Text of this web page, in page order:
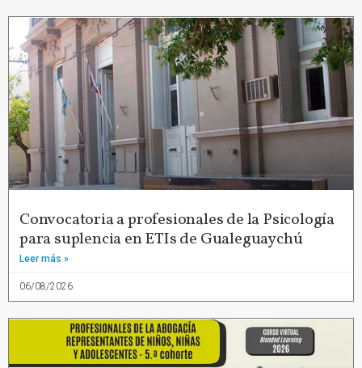
Convocatoria a profesionales de la Psicología
para suplencia en ETIs de Gualeguaychú
Leer más »
06/08/2026